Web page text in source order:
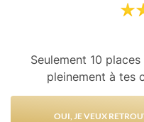
Seulement 10
pleinement à tes
OUI, JE VEUX